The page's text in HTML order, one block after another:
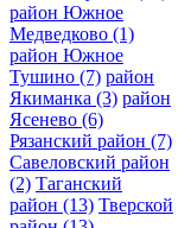
район Южное
Медведково (1)
район Южное
Тушино (7) район
Якиманка (3) район
Ясенево (6)
Рязанский район (7)
Савеловский район
(2) Таганский
район (13) Тверской